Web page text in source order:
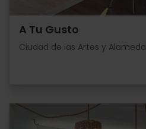
A Tu Gusto
Ciudad de las Artes y Alameda